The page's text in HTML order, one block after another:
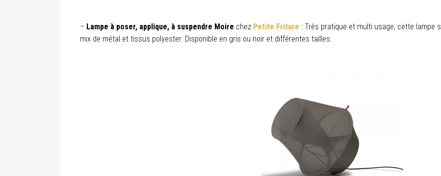
– Lampe à poser, applique, à suspendre Moire chez Petite Friture : Très pratique et multi usage, cette lampe
mix de métal et tissus polyester. Disponible en gris ou noir et différentes tailles.